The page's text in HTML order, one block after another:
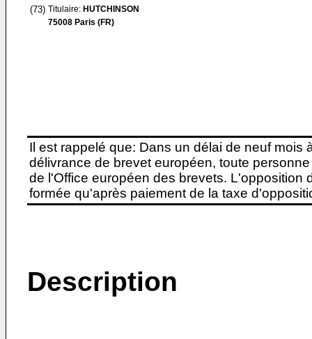
(73) Titulaire: HUTCHINSON
75008 Paris (FR)
Il est rappelé que: Dans un délai de neuf
délivrance de brevet européen, toute
de l'Office européen des brevets. L'opposition
formée qu'après paiement de la taxe
Description